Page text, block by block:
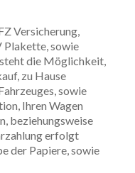
Versicherung,
Plakette, sowie
die Möglichkeit,
zu Hause
sowie
Ihren Wagen
beziehungsweise
erfolgt
der Papiere, sowie